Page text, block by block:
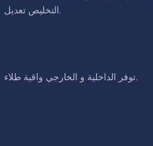
التخليص تعديل.
توفر الداخلية و الخارجي واقية طلاء.